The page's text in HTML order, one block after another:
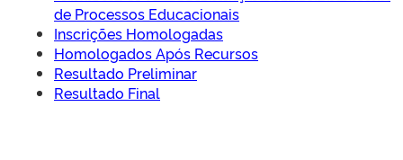
de Processos Educacionais
Inscrições Homologadas
Homologados Após Recursos
Resultado Preliminar
Resultado Final